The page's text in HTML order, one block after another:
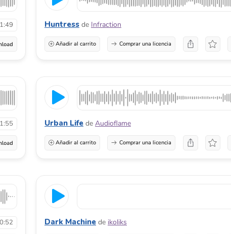
1:49 Huntress de Infraction
Añadir al carrito Comprar una licencia
1:55 Urban Life de Audioflame
Añadir al carrito Comprar una licencia
0:52 Dark Machine de ikoliks